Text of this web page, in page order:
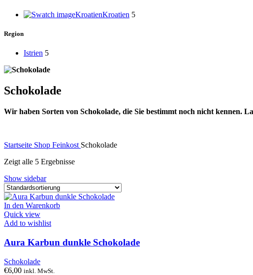
KroatienKroatien 5
Region
Istrien 5
Schokolade
Wir haben Sorten von Schokolade, die Sie bestimmt noch nicht kennen.
Startseite Shop Feinkost Schokolade
Zeigt alle 5 Ergebnisse
Show sidebar
In den Warenkorb
Quick view
Add to wishlist
Aura Karbun dunkle Schokolade
Schokolade
€6,00 inkl. MwSt.